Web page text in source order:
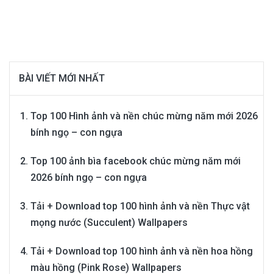
BÀI VIẾT MỚI NHẤT
Top 100 Hình ảnh và nền chúc mừng năm mới 2026
bính ngọ – con ngựa
Top 100 ảnh bìa facebook chúc mừng năm mới
2026 bính ngọ – con ngựa
Tải + Download top 100 hình ảnh và nền Thực vật
mọng nước (Succulent) Wallpapers
Tải + Download top 100 hình ảnh và nền hoa hồng
màu hồng (Pink Rose) Wallpapers